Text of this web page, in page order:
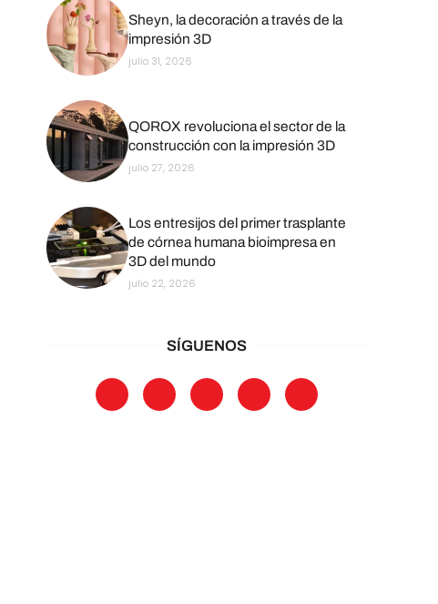
Sheyn, la decoración a través de la
impresión 3D
julio 31, 2026
QOROX revoluciona el sector de la
construcción con la impresión 3D
julio 27, 2026
Los entresijos del primer trasplante
de córnea humana bioimpresa en
3D del mundo
julio 22, 2026
SÍGUENOS